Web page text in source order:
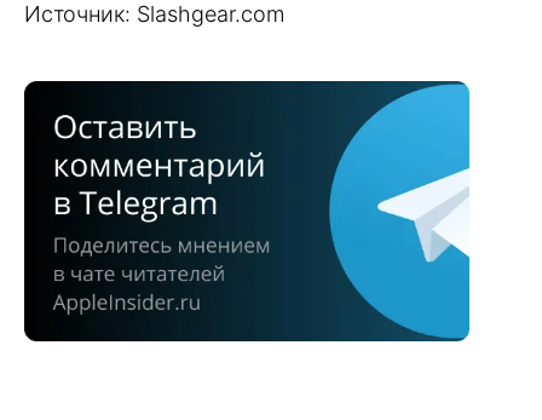
Источник: Slashgear.com